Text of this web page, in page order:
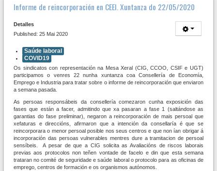
Informe de reincorporación en CEEI. Xuntanza do 22/05/2020
Detalles
Published: 25 Mai 2020
Saúde laboral
COVID19
Os sindicatos con representación na Mesa Xeral (CIG, CCOO, CSIF e UGT)
participamos o venres 22 nunha xuntanza coa Consellería de Economía,
Emprego e Industria para tratar sobre o informe de reincorporación que enviaron
a semana pasada.
As persoas responsábeis da consellería comezaron cunha exposición das
fases que están a facer, admitindo que xa pasaran a fase 1 (saltándose as
garantias do fase preliminar), negaron a reincorporación de mais persoal que
xefaturas e direccións, afirmaron que a intención da consellaría é que se
reincorporara o menor persoal posible nos seus centros e que non ían obrigar á
incorporación das persoas vulnerables mentres dure a tramitacion de persoal
sensíbeis. A pesar de que a CIG solicita as Avaliacións de riscos laborais
previas aos protocolos non teñen vontade de facelo e din que esta semana
trataran no comité de seguridade e saúde laboral o protocolo para as oficinas de
emprego, centros de formación e os organismos autónomos.